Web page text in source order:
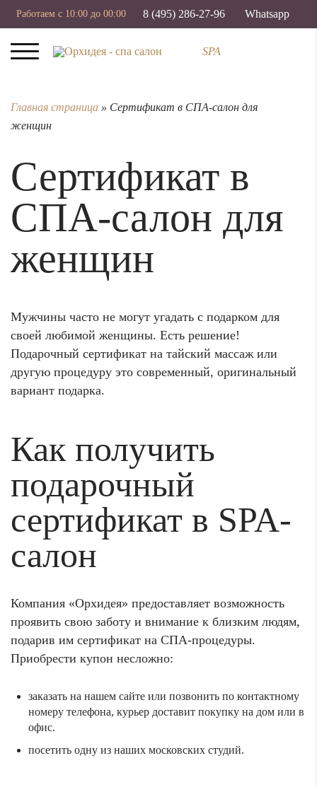
Работаем с 10:00 до 00:00 8 (495) 286-27-96 Whatsapp
SPA
Главная страница » Сертификат в СПА-салон для
женщин
Сертификат в
СПА-салон для
женщин
Мужчины часто не могут угадать с подарком для
своей любимой женщины. Есть решение!
Подарочный сертификат на тайский массаж или
другую процедуру это современный, оригинальный
вариант подарка.
Как получить
подарочный
сертификат в SPA-
салон
Компания «Орхидея» предоставляет возможность
проявить свою заботу и внимание к близким людям,
подарив им сертификат на СПА-процедуры.
Приобрести купон несложно:
заказать на нашем сайте или позвонить по контактному
номеру телефона, курьер доставит покупку на дом или в
офис.
посетить одну из наших московских студий.